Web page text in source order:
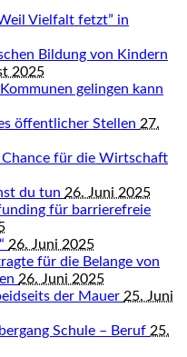
Vielfalt fetzt” in
Bildung von Kindern
2025
gelingen kann
öffentlicher Stellen 27.
für die Wirtschaft
du tun 26. Juni 2025
für barrierefreie
26. Juni 2025
für die Belange von
26. Juni 2025
der Mauer 25. Juni
Schule – Beruf 25.